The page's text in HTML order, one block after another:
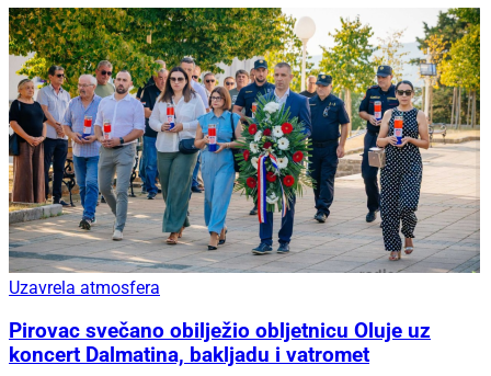
Uzavrela atmosfera
Pirovac svečano obilježio obljetnicu Oluje uz
koncert Dalmatina, bakljadu i vatromet